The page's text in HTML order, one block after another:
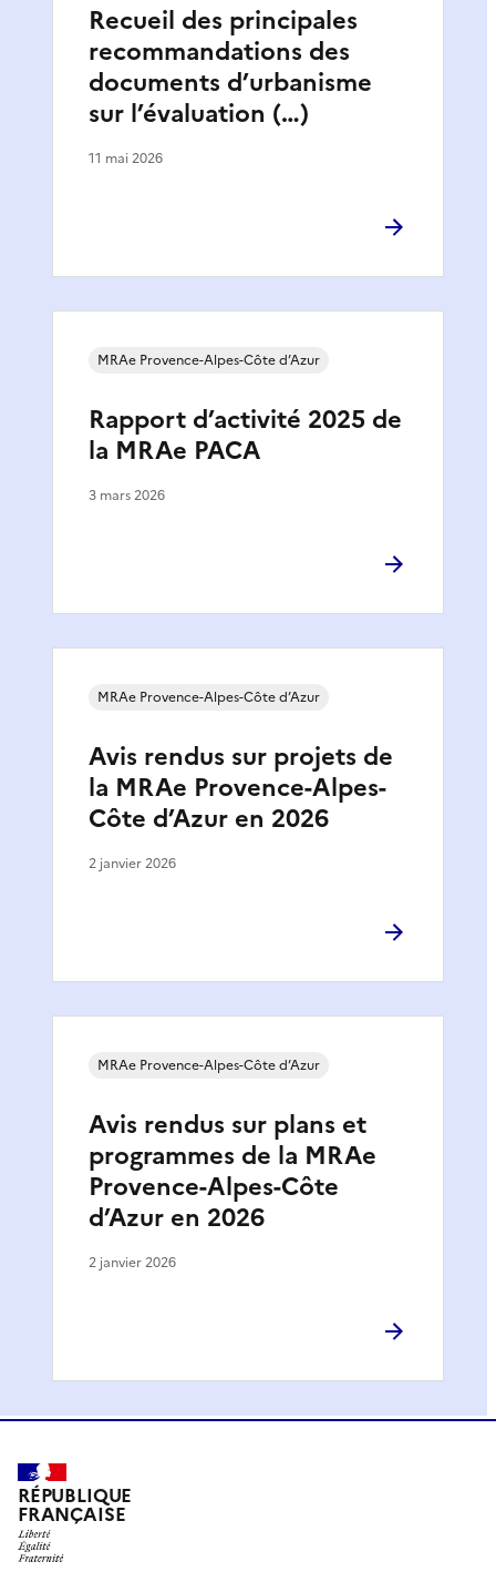
Recueil des principales
recommandations des
documents d’urbanisme
sur l’évaluation (…)
11 mai 2026
Rapport d’activité 2025 de
la MRAe PACA
MRAe Provence-Alpes-Côte d’Azur
3 mars 2026
Avis rendus sur projets de
la MRAe Provence-Alpes-
Côte d’Azur en 2026
MRAe Provence-Alpes-Côte d’Azur
2 janvier 2026
Avis rendus sur plans et
programmes de la MRAe
Provence-Alpes-Côte
d’Azur en 2026
MRAe Provence-Alpes-Côte d’Azur
2 janvier 2026
RÉPUBLIQUE
FRANÇAISE